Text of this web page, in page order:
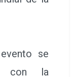
se
con la